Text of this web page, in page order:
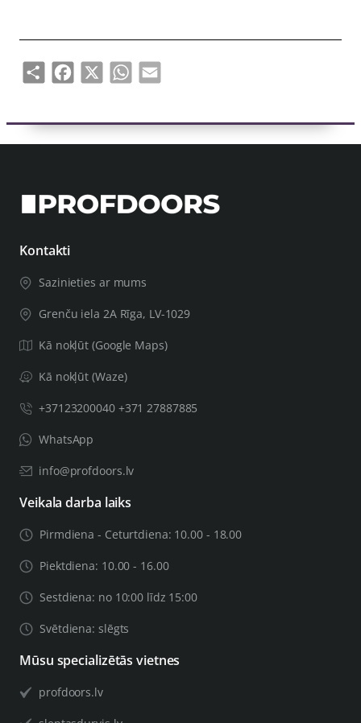
logotipu garantē ilgu un ērtu lietošanu!
- pāris rokturu - pa kreisi un pa labi; kopā ar spraugām 5
mm bieziem rokturiem;
- rokturis ar diametru 8x8 mm;
- 2 skrūves ar sešstūra galviņu un 3 mm uzgriežņu
- Montāžas ceļvedis.
nepieciešams biezāks montāžas komplekts, pasūtīšanas
piezīmēs atstājiet svarīgu informāciju, tostarp durvju
vajadzībām.
Share Facebook
X WhatsApp
Email
Kontakti
Sazinieties ar mums
Grenču iela 2A Rīga, LV-1029
Kā nokļūt (Google Maps)
Kā nokļūt (Waze)
+37123200040 +371 27887885
WhatsApp
info@profdoors.lv
Veikala darba laiks
Pirmdiena - Ceturtdiena: 10.00 - 18.00
Piektdiena: 10.00 - 16.00
Sestdiena: no 10:00 līdz 15:00
Svētdiena: slēgts
Mūsu specializētās vietnes
profdoors.lv